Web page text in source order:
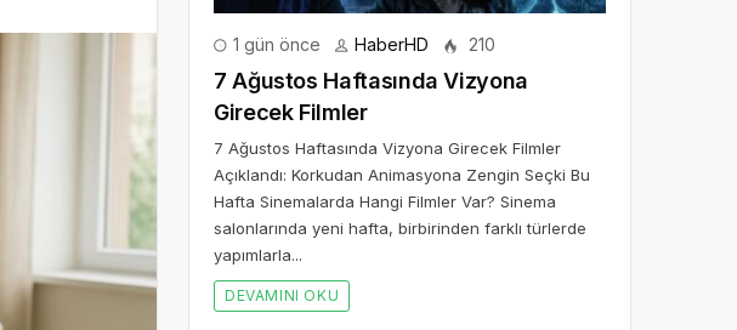
1 gün önce HaberHD 210
7 Ağustos Haftasında Vizyona
Girecek Filmler
7 Ağustos Haftasında Vizyona Girecek Filmler
Açıklandı: Korkudan Animasyona Zengin Seçki Bu
Hafta Sinemalarda Hangi Filmler Var? Sinema
salonlarında yeni hafta, birbirinden farklı türlerde
yapımlarla...
DEVAMINI OKU